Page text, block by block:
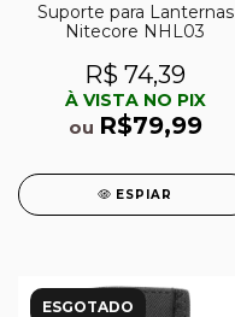
Suporte para Lanternas
Nitecore NHL03
R$ 74,39
À VISTA NO PIX
ou R$79,99
ESPIAR
ESGOTADO